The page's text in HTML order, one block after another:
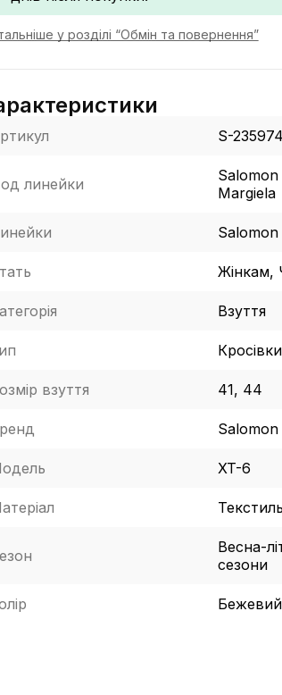
у розділі “Обмін та повернення”
S-
линейки
Margiela
Salomon
Жінкам,
Взуття
Кросівки
взуття 41, 44
Salomon
XT-6
Весна-
сезони
Бежевий